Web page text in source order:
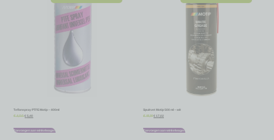
Teflonspray PTFE Motip – 400ml
€ 6,00 € 5,40
Toevoegen aan winkelwagen
Spuitvet Motip 500 ml – wit
€ 18,91 € 17,02
Toevoegen aan winkelwagen